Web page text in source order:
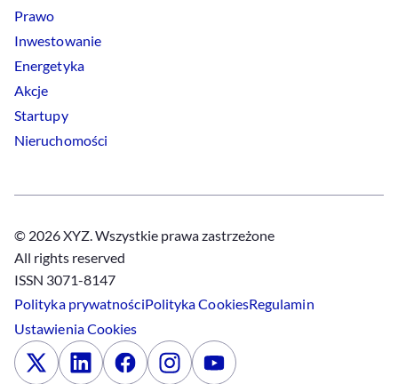
Prawo
Inwestowanie
Energetyka
Akcje
Startupy
Nieruchomości
© 2026 XYZ. Wszystkie prawa zastrzeżone
All rights reserved
ISSN 3071-8147
Polityka prywatnościPolitykaCookiesRegulamin
UstawieniaCookies
x LinkedinFacebookInstagramYoutube